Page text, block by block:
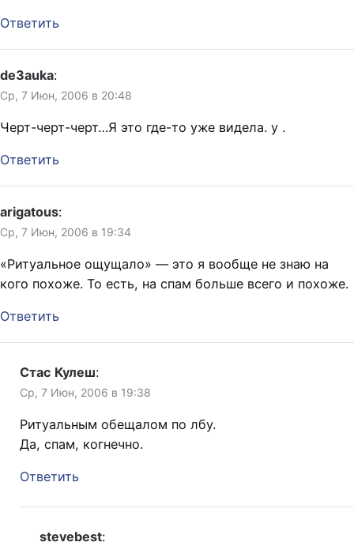
Ответить
de3auka:
Ср, 7 Июн, 2006 в 20:48
Черт-черт-черт…Я это где-то уже видела. у .
Ответить
arigatous:
Ср, 7 Июн, 2006 в 19:34
«Ритуальное ощущало» — это я вообще не знаю на
кого похоже. То есть, на спам больше всего и похоже.
Ответить
Стас Кулеш:
Ср, 7 Июн, 2006 в 19:38
Ритуальным обещалом по лбу.
Да, спам, когнечно.
Ответить
stevebest: